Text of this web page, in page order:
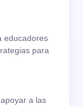
educadores
para
a las